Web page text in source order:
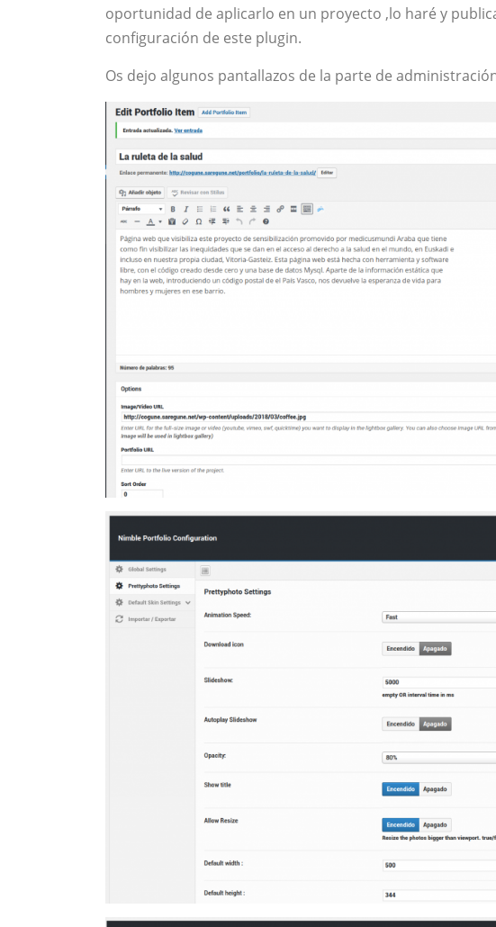
oportunidad de aplicarlo en un proyecto ,lo haré y
configuración de este plugin.
Os dejo algunos pantallazos de la parte de